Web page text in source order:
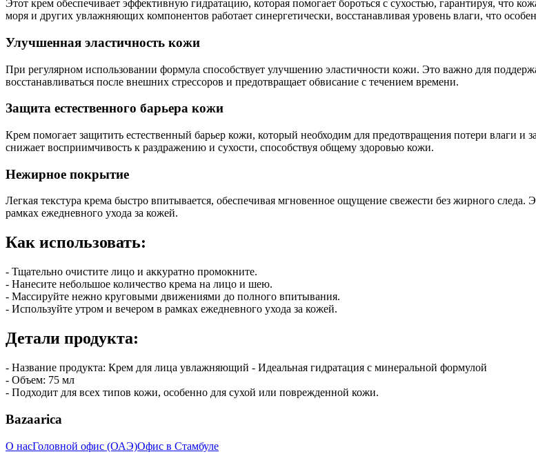
Этот крем обеспечивает эффективную гидратацию, которая помогает бороться с сухостью, гарантируя, что
моря и других увлажняющих компонентов работает синергетически, восстанавливая уровень влаги, что
Улучшенная эластичность кожи
При регулярном использовании формула способствует улучшению эластичности кожи. Это важно для
восстанавливаться после внешних стрессоров и предотвращает обвисание с течением времени.
Защита естественного барьера кожи
Крем помогает защитить естественный барьер кожи, который необходим для предотвращения потери
снижает восприимчивость к раздражению и сухости, способствуя общему здоровью кожи.
Нежирное покрытие
Легкая текстура крема быстро впитывается, обеспечивая мгновенное ощущение свежести без жирного
рамках ежедневного ухода за кожей.
Как использовать:
- Тщательно очистите лицо и аккуратно промокните.
- Нанесите небольшое количество крема на лицо и шею.
- Массируйте нежно круговыми движениями до полного впитывания.
- Используйте утром и вечером в рамках ежедневного ухода за кожей.
Детали продукта:
- Название продукта: Крем для лица увлажняющий - Идеальная гидратация с минеральной формулой
- Объем: 75 мл
- Подходит для всех типов кожи, особенно для сухой или поврежденной кожи.
Bazaarica
О насГоловной офис (ОАЭ)Офис в Стамбуле